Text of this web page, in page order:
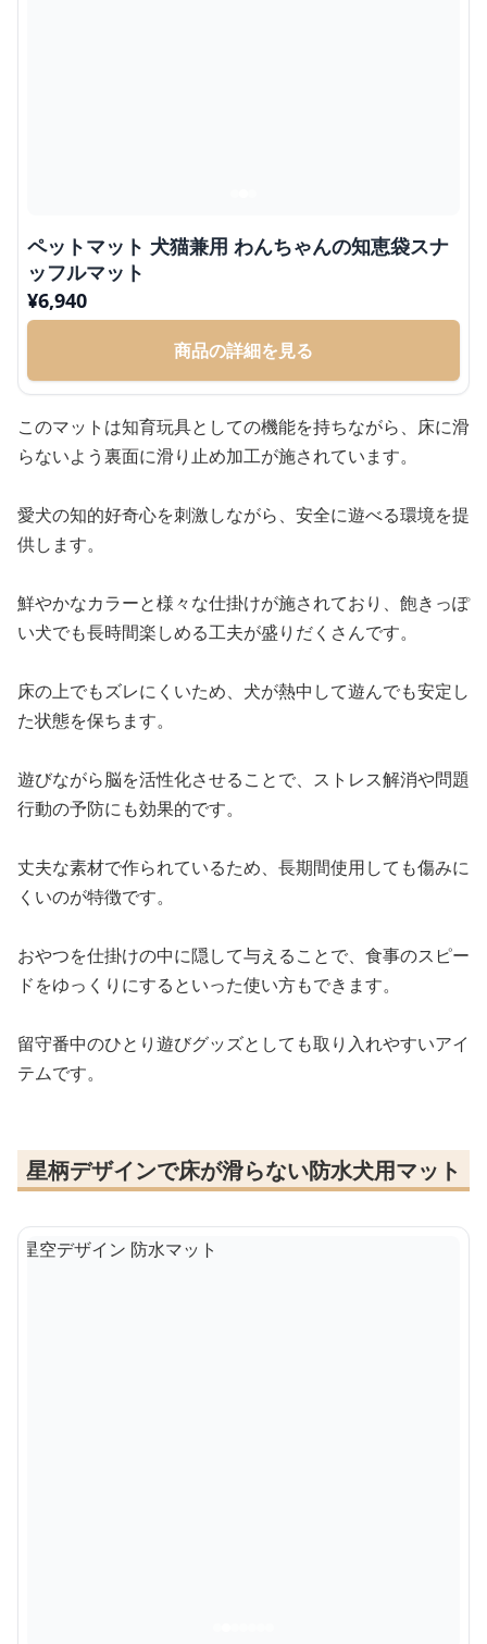
ペットマット 犬猫兼用 わんちゃんの知恵袋スナ
ッフルマット
¥6,940
商品の詳細を見る
このマットは知育玩具としての機能を持ちながら、床に滑
らないよう裏面に滑り止め加工が施されています。
愛犬の知的好奇心を刺激しながら、安全に遊べる環境を提
供します。
鮮やかなカラーと様々な仕掛けが施されており、飽きっぽ
い犬でも長時間楽しめる工夫が盛りだくさんです。
床の上でもズレにくいため、犬が熱中して遊んでも安定し
た状態を保ちます。
遊びながら脳を活性化させることで、ストレス解消や問題
行動の予防にも効果的です。
丈夫な素材で作られているため、長期間使用しても傷みに
くいのが特徴です。
おやつを仕掛けの中に隠して与えることで、食事のスピー
ドをゆっくりにするといった使い方もできます。
留守番中のひとり遊びグッズとしても取り入れやすいアイ
テムです。
星柄デザインで床が滑らない防水犬用マット